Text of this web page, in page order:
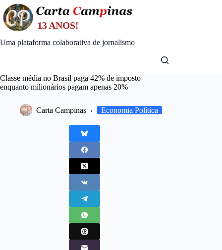
Skip
to
content
Uma plataforma colaborativa de jornalismo
Classe média no Brasil paga 42% de imposto
enquanto milionários pagam apenas 20%
Carta Campinas Economia Política